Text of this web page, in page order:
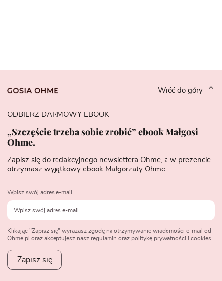
Wróć do góry
ODBIERZ DARMOWY EBOOK
„Szczęście trzeba sobie zrobić” ebook Małgosi
Ohme.
Zapisz się do redakcyjnego newslettera Ohme, a w prezencie
otrzymasz wyjątkowy ebook Małgorzaty Ohme.
Wpisz swój adres e-mail...
Klikając "Zapisz się" wyrażasz zgodę na otrzymywanie wiadomości e-mail od
Ohme.pl oraz akceptujesz nasz regulamin oraz politykę prywatności i cookies.
Zapisz się